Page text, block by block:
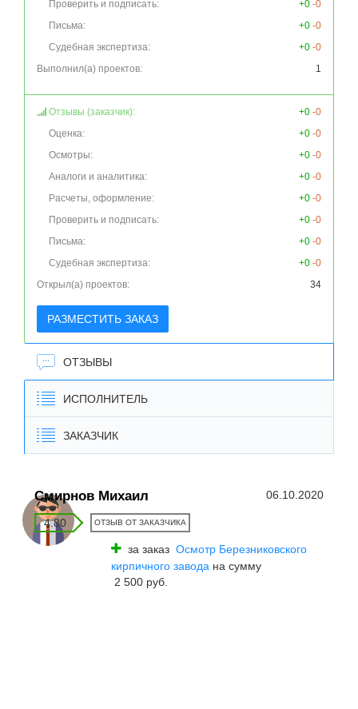
Проверить и подписать:
+0 -0
Письма:
+0 -0
Судебная экспертиза:
+0 -0
Выполнил(а) проектов:
1
Отзывы (заказчик): +0 -0
Оценка:
+0 -0
Осмотры:
+0 -0
Аналоги и аналитика:
+0 -0
Расчеты, оформление:
+0 -0
Проверить и подписать:
+0 -0
Письма:
+0 -0
Судебная экспертиза:
+0 -0
Открыл(а) проектов:
34
РАЗМЕСТИТЬ ЗАКАЗ
ОТЗЫВЫ
ИСПОЛНИТЕЛЬ
ЗАКАЗЧИК
Смирнов Михаил 06.10.2020
4.80 ОТЗЫВ ОТ ЗАКАЗЧИКА
за заказ Осмотр Березниковского
кирпичного завода на сумму
2 500 руб.